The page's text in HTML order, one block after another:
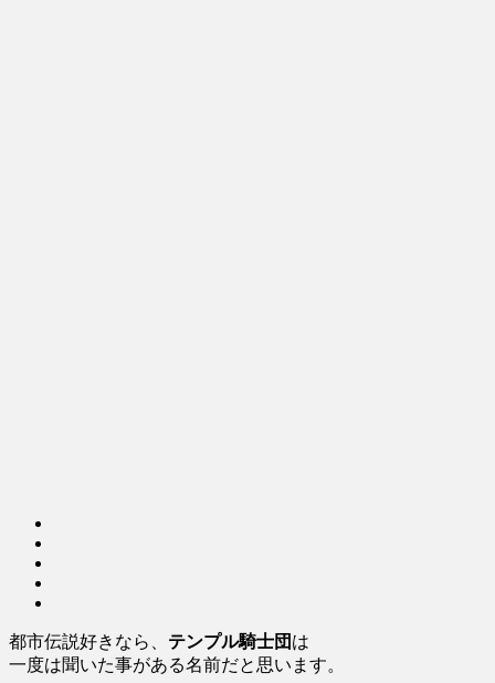
都市伝説好きなら、 テンプル騎士団 は
一度は聞いた事がある名前だと思います。